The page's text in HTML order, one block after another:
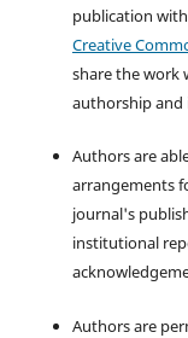
publication
Creative
share the work
authorship and
Authors are
arrangements
journal's
institutional
Authors are